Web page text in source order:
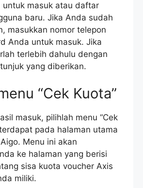
untuk masuk atau daftar
baru. Jika Anda sudah
masukkan nomor telepon
Anda untuk masuk. Jika
terlebih dahulu dengan
yang diberikan.
“Cek Kuota”
masuk, pilihlah menu “Cek
pada halaman utama
Menu ini akan
ke halaman yang berisi
sisa kuota voucher Axis
miliki.